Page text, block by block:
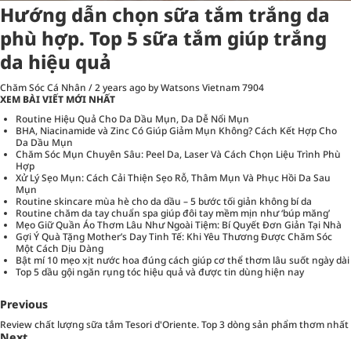
Hướng dẫn chọn sữa tắm trắng da
phù hợp. Top 5 sữa tắm giúp trắng
da hiệu quả
Chăm Sóc Cá Nhân /2 years ago by Watsons Vietnam7904
XEM BÀI VIẾT MỚI NHẤT
Routine Hiệu Quả Cho Da Dầu Mụn, Da Dễ Nổi Mụn
BHA, Niacinamide và Zinc Có Giúp Giảm Mụn Không? Cách Kết Hợp Cho
Da Dầu Mụn
Chăm Sóc Mụn Chuyên Sâu: Peel Da, Laser Và Cách Chọn Liệu Trình Phù
Hợp
Xử Lý Sẹo Mụn: Cách Cải Thiện Sẹo Rỗ, Thâm Mụn Và Phục Hồi Da Sau
Mụn
Routine skincare mùa hè cho da dầu – 5 bước tối giản không bí da
Routine chăm da tay chuẩn spa giúp đôi tay mềm mịn như ‘búp măng’
Mẹo Giữ Quần Áo Thơm Lâu Như Ngoài Tiệm: Bí Quyết Đơn Giản Tại Nhà
Gợi Ý Quà Tặng Mother’s Day Tinh Tế: Khi Yêu Thương Được Chăm Sóc
Một Cách Dịu Dàng
Bật mí 10 mẹo xịt nước hoa đúng cách giúp cơ thể thơm lâu suốt ngày dài
Top 5 dầu gội ngăn rụng tóc hiệu quả và được tin dùng hiện nay
Previous
Review chất lượng sữa tắm Tesori d'Oriente. Top 3 dòng sản phẩm thơm nhất